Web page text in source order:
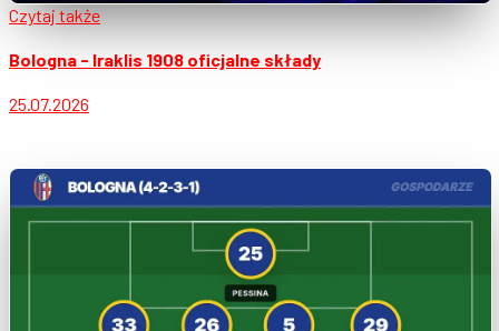
Czytaj także
Bologna - Iraklis 1908 oficjalne składy
25.07.2026